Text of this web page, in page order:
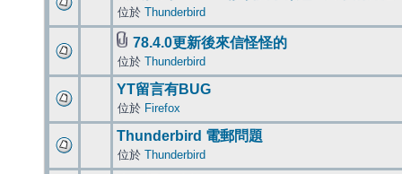
位於 Thunderbird
78.4.0更新後來信怪怪的
位於 Thunderbird
YT留言有BUG
位於 Firefox
Thunderbird 電郵問題
位於 Thunderbird